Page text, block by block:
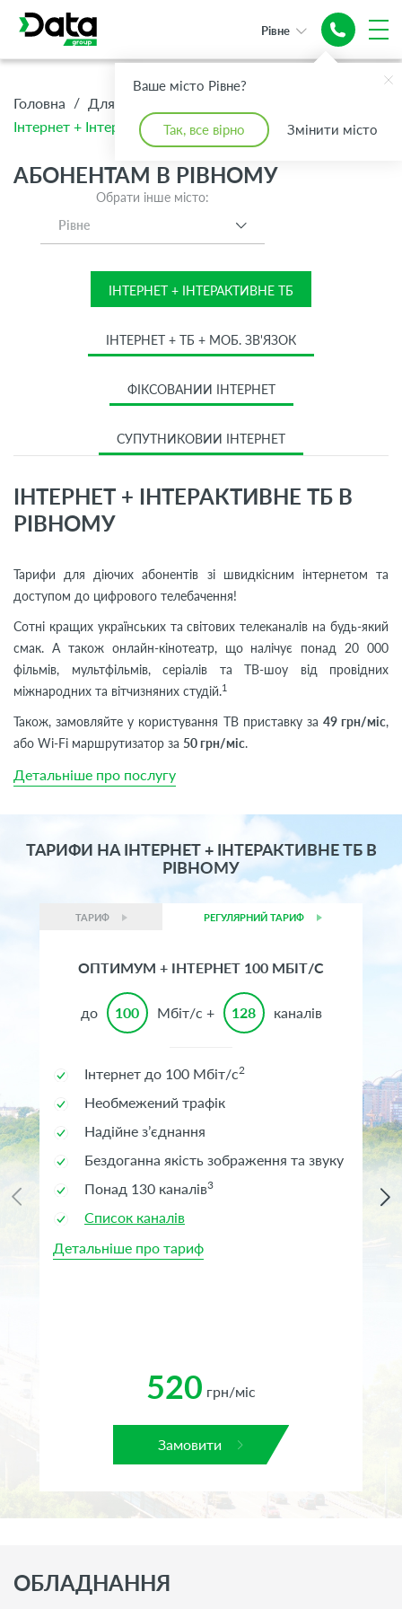
Ваше місто Рівне?
Так, все вірно Змінити місто
Рівне
Головна / Для Дому
Інтернет + Інтерактивне ТБ
АБОНЕНТАМ В РІВНОМУ
Обрати інше місто:
Рівне
ІНТЕРНЕТ + ІНТЕРАКТИВНЕ ТБ
ІНТЕРНЕТ + ТБ + МОБ. ЗВ'ЯЗОК
ФІКСОВАНИЙ ІНТЕРНЕТ
СУПУТНИКОВИЙ ІНТЕРНЕТ
ІНТЕРНЕТ + ІНТЕРАКТИВНЕ ТБ В
РІВНОМУ
Тарифи для діючих абонентів зі швидкісним інтернетом та
доступом до цифрового телебачення!
Сотні кращих українських та світових телеканалів на будь-який
смак. А також онлайн-кінотеатр, що налічує понад 20 000
фільмів, мультфільмів, серіалів та ТВ-шоу від провідних
міжнародних та вітчизняних студій.1
Також, замовляйте у користування ТВ приставку за 49 грн/міс,
або Wi-Fi маршрутизатор за 50 грн/міс.
Детальніше про послугу
ТАРИФИ НА ІНТЕРНЕТ + ІНТЕРАКТИВНЕ ТБ В
РІВНОМУ
ТАРИФ РЕГУЛЯРНИЙ ТАРИФ
ОПТИМУМ + ІНТЕРНЕТ 100 МБІТ/С
до 100 Мбіт/с + 128 каналів
Інтернет до 100 Мбіт/с2
Необмежений трафік
Надійне з’єднання
Бездоганна якість зображення та звуку
Понад 130 каналів3
Список каналів
Детальніше про тариф
520 грн/міс
Замовити
ОБЛАДНАННЯ